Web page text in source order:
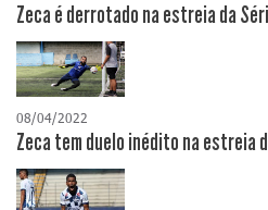
Zeca é derrotado na estreia da
08/04/2022
Zeca tem duelo inédito na estreia